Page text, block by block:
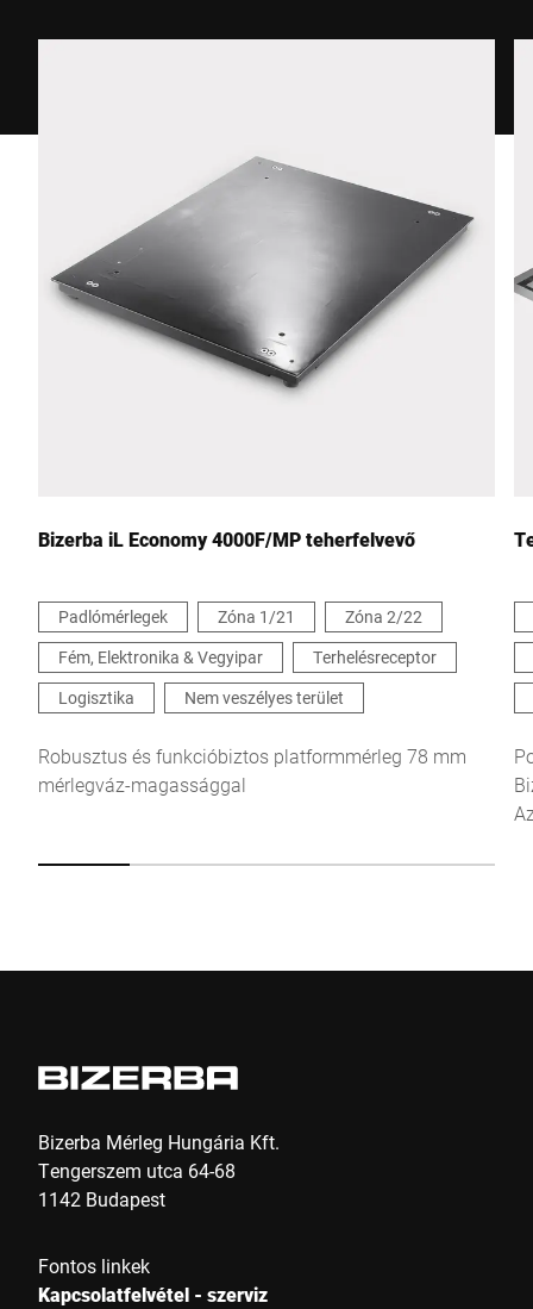
Város *
Ezúton megerősítem, hogy elfogadom az adataim
felhasználását a kérelem feldolgozásához. További információk
megtalálhatók az Adatvédelmi nyilatkozatban
Anti-Robot Verification
Bizerba iL Economy 4000F/MP teherfelvevő
Padlómérlegek Zóna 1/21
Zóna 2/22
Fém, Elektronika & Vegyipar
Terhelésreceptor
Logisztika
Nem veszélyes terület
Robusztus és funkcióbiztos platformmérleg 78 mm
mérlegváz-magassággal
Bizerba Mérleg Hungária Kft.
Tengerszem utca 64-68
1142 Budapest
Fontos linkek
Kapcsolatfelvétel - szerviz